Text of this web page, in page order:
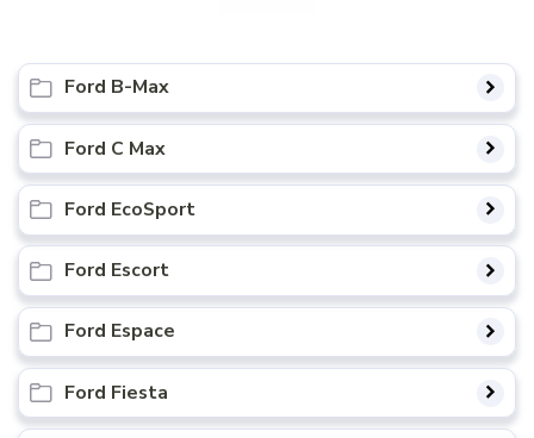
Ford B-Max
Ford C Max
Ford EcoSport
Ford Escort
Ford Espace
Ford Fiesta